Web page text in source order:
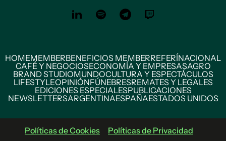
HOMEMEMBERBENEFICIOS MEMBERREFERÍNACIONAL
CAFÉ Y NEGOCIOSECONOMÍA Y EMPRESASAGRO
BRAND STUDIOMUNDOCULTURA Y ESPECTÁCULOS
LIFESTYLEOPINIÓNFÚNEBRESREMATES Y LEGALES
EDICIONES ESPECIALESPUBLICACIONES
NEWSLETTERSARGENTINAESPAÑAESTADOS UNIDOS
Políticas de Cookies Políticas de Privacidad